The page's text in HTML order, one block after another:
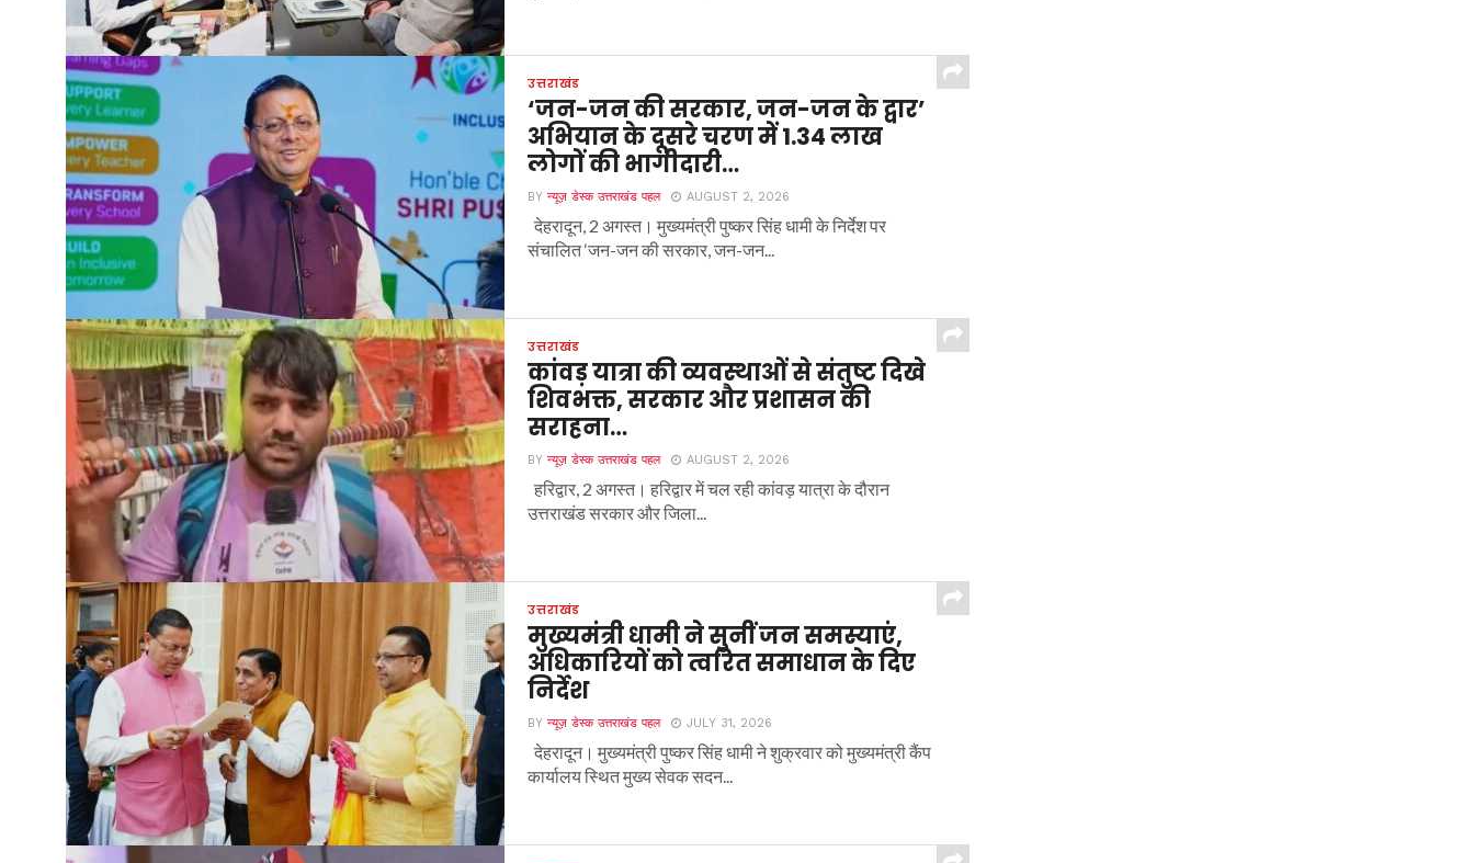
उत्तराखंड
‘जन-जन की सरकार, जन-जन के द्वार’
अभियान के दूसरे चरण में 1.34 लाख
लोगों की भागीदारी…
BYन्यूज़ डेस्क उत्तराखंड पहल AUGUST 2, 2026
देहरादून, 2 अगस्त। मुख्यमंत्री पुष्कर सिंह धामी के निर्देश पर
संचालित ‘जन-जन की सरकार, जन-जन...
उत्तराखंड
कांवड़ यात्रा की व्यवस्थाओं से संतुष्ट दिखे
शिवभक्त, सरकार और प्रशासन की
सराहना…
BYन्यूज़ डेस्क उत्तराखंड पहल AUGUST 2, 2026
हरिद्वार, 2 अगस्त। हरिद्वार में चल रही कांवड़ यात्रा के दौरान
उत्तराखंड सरकार और जिला...
उत्तराखंड
मुख्यमंत्री धामी ने सुनीं जन समस्याएं,
अधिकारियों को त्वरित समाधान के दिए
निर्देश
BYन्यूज़ डेस्क उत्तराखंड पहल JULY 31, 2026
देहरादून। मुख्यमंत्री पुष्कर सिंह धामी ने शुक्रवार को मुख्यमंत्री कैंप
कार्यालय स्थित मुख्य सेवक सदन...